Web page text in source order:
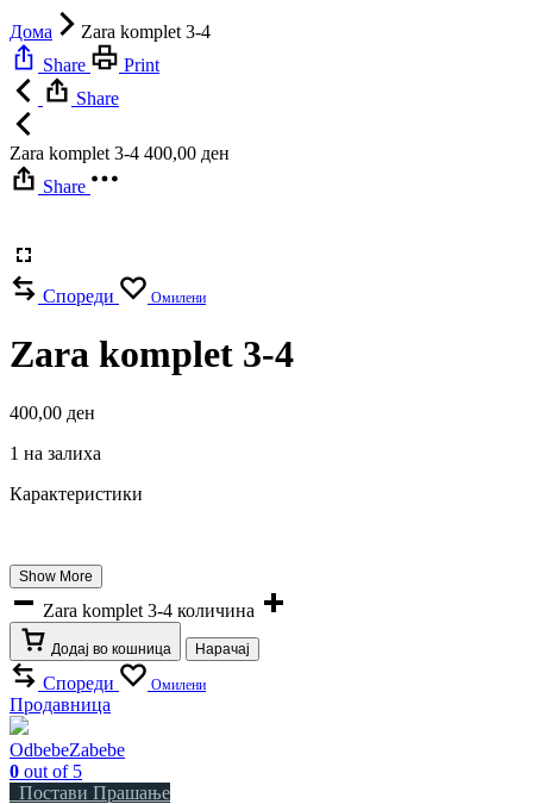
Дома
Zara komplet 3-4
Share
Print
Share
Zara komplet 3-4 400,00 ден
Share
Спореди Омилени
Zara komplet 3-4
400,00 ден
1 на залиха
Карактеристики
Show More
Zara komplet 3-4 количина
Додај во кошница Нарачај
Спореди Омилени
Продавница
OdbebeZabebe
0 out of 5
Постави Прашање